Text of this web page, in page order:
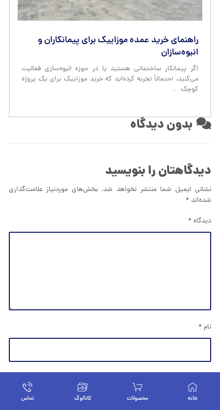
راهنمای خرید عمده موزاییک برای پیمانکاران و
انبوه‌سازان
اگر پیمانکار ساختمانی هستید یا در حوزه انبوه‌سازی فعالیت
می‌کنید، احتمالاً تجربه کرده‌اید که خرید موزاییک برای یک پروژه
کوچک …
بدون دیدگاه
دیدگاهتان را بنویسید
نشانی ایمیل شما منتشر نخواهد شد. بخش‌های موردنیاز علامت‌گذاری
شده‌اند *
دیدگاه *
نام *
خانه محصولات کاتالوگ تماس